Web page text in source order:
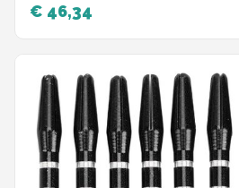
€ 46,34